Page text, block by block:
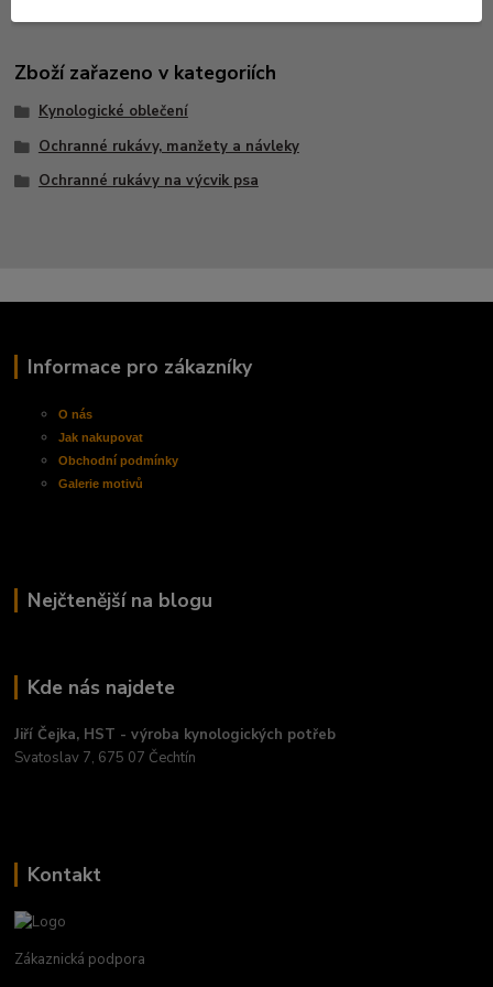
Zboží zařazeno v kategoriích
Kynologické oblečení
Ochranné rukávy, manžety a návleky
Ochranné rukávy na výcvik psa
Informace pro zákazníky
O nás
Jak nakupovat
Obchodnípodmínky
Galerie motivů
Nejčtenější na blogu
Kde nás najdete
Jiří Čejka, HST - výroba kynologických potřeb
Svatoslav 7, 675 07 Čechtín
Kontakt
Zákaznická podpora